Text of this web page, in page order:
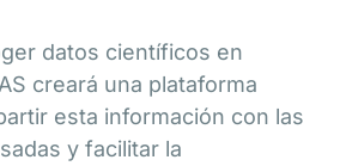
datos científicos en
creará una plataforma
esta información con las
y facilitar la